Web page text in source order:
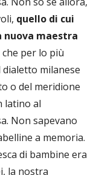
quello di cui
nuova maestra
per lo più
milanese
o del meridione
latino al
Non sapevano
a memoria.
di bambine era
la nostra